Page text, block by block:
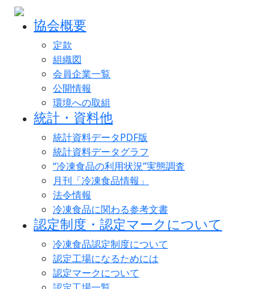
協会概要
定款
組織図
会員企業一覧
公開情報
環境への取組
統計・資料他
統計資料データPDF版
統計資料データグラフ
“冷凍食品の利用状況”実態調査
月刊「冷凍食品情報」
法令情報
冷凍食品に関わる参考文書
認定制度・認定マークについて
冷凍食品認定制度について
認定工場になるためには
認定マークについて